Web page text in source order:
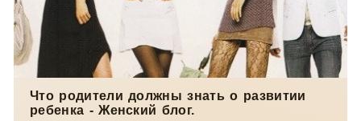
Что родители должны знать о развитии
ребенка - Женский блог.